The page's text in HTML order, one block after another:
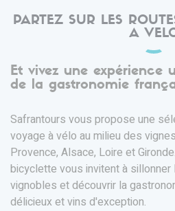
PARTEZ SUR LES
A
Et vivez une expérience
de la gastronomie
Safrantours vous propose une
voyage à vélo au milieu des
Provence, Alsace, Loire et
bicyclette vous invitent à
vignobles et découvrir la
délicieux et vins d'exception.